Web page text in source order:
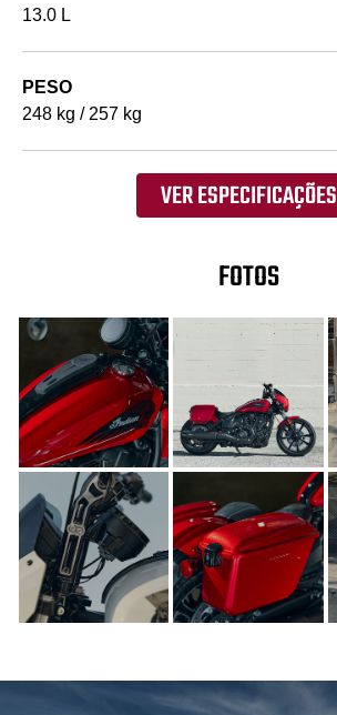
13.0 L
PESO
248 kg / 257 kg
VER ESPECIFICAÇÕES
FOTOS